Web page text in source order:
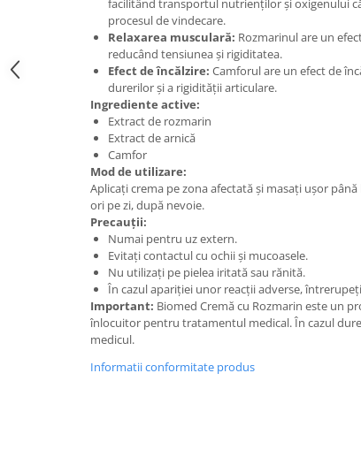
facilitând transportul nutrienților și oxigenului
procesul de vindecare.
Relaxarea musculară: Rozmarinul are un
reducând tensiunea și rigiditatea.
Efect de încălzire: Camforul are un efect de
durerilor și a rigidității articulare.
Ingrediente active:
Extract de rozmarin
Extract de arnică
Camfor
Mod de utilizare:
Aplicați crema pe zona afectată și masați ușor
ori pe zi, după nevoie.
Precauții:
Numai pentru uz extern.
Evitați contactul cu ochii și mucoasele.
Nu utilizați pe pielea iritată sau rănită.
În cazul apariției unor reacții adverse,
Important: Biomed Cremă cu Rozmarin este un
înlocuitor pentru tratamentul medical. În cazul
medicul.
Informatii conformitate produs